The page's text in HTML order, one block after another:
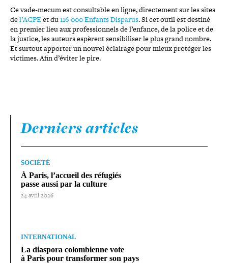
Ce vade-​mecum est consul­table en ligne, direc­te­ment sur les sites
del’ACPE et du116 000 Enfants Disparus. Si cet outil est destiné
en premier lieu aux pro­fes­sion­nels de l’enfance, de la police et de
la justice, les auteurs espèrent sen­si­bi­li­ser le plus grand nombre.
Et surtout apporter un nouvel éclairage pour mieux protéger les
victimes. Afin d’éviter le pire.
Derniers articles
SOCIÉTÉ
À Paris, l’accueil des réfugiés
passe aussi par la culture
24 avril 2026
INTERNATIONAL
La diaspora colom­bienne vote
à Paris pour trans­for­mer son pays